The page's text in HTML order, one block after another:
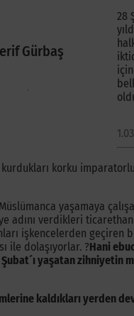
Gürbaş
28
korku
yaşamaya
adını verdikleri
işkencelerden geçiren
ile dolaşıyorlar. ?Hani
yaşatan zihniyetin
kaldıkları yerden